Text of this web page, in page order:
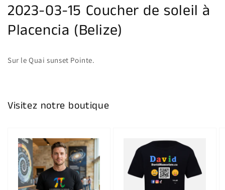
2023-03-15 Coucher de soleil à
Placencia (Belize)
Sur le Quai sunset Pointe.
Visitez notre boutique